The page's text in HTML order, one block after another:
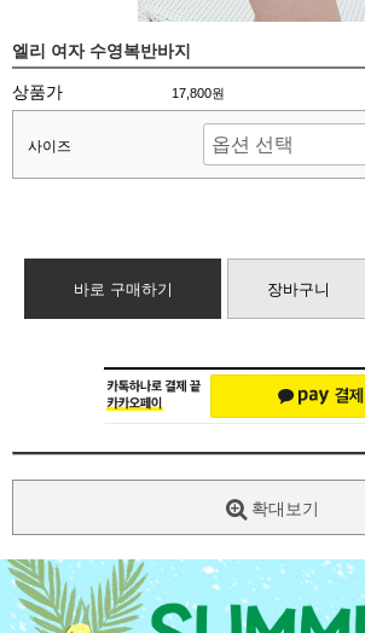
엘리 여자 수영복반바지
상품가 17,800원
사이즈
바로 구매하기 장바구니
확대보기